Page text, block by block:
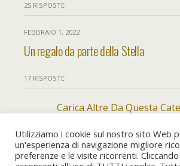
25 RISPOSTE
FEBBRAIO 1, 2022
Un regalo da parte della Stella
17 RISPOSTE
Carica Altre Da Questa
Torna su
Utilizziamo i cookie sul nostro sito Web
un'esperienza di navigazione migliore
preferenze e le visite ricorrenti.